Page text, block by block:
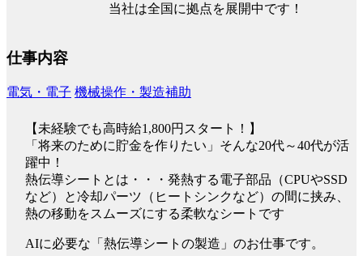
当社は全国に拠点を展開中です！
仕事内容
電気・電子 機械操作・製造補助
【未経験でも高時給1,800円スタート！】
「将来のために貯金を作りたい」そんな20代～40代が活
躍中！
熱伝導シートとは・・・発熱する電子部品（CPUやSSD
など）と冷却パーツ（ヒートシンクなど）の間に挟み、
熱の移動をスムーズにする柔軟なシートです
AIに必要な「熱伝導シートの製造」のお仕事です。